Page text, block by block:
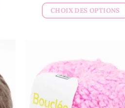
CHOIX DES OPTIONS
plusieurs
variations.
Les
options